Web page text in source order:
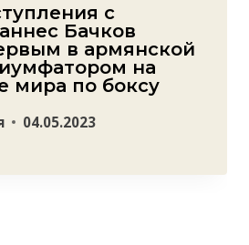
с
Бачков
в армянской
на
мира по боксу
04.05.2023